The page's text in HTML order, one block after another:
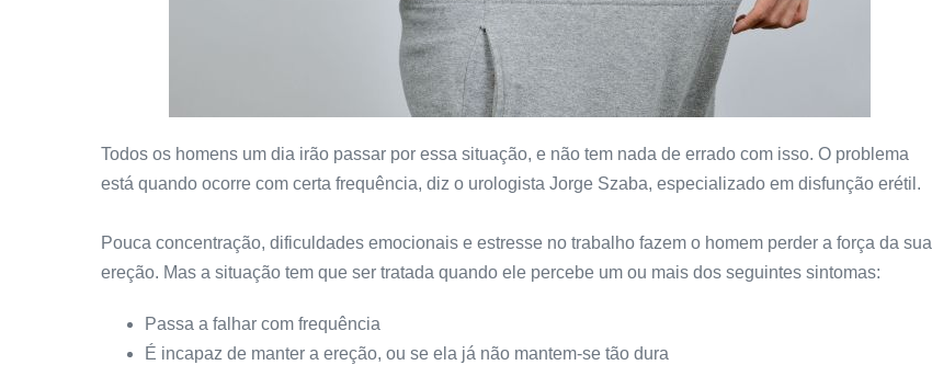
Todos os homens um dia irão passar por essa situação, e não tem nada de errado com isso. O problema
está quando ocorre com certa frequência, diz o urologista Jorge Szaba, especializado em disfunção erétil.
Pouca concentração, dificuldades emocionais e estresse no trabalho fazem o homem perder a força da sua
ereção. Mas a situação tem que ser tratada quando ele percebe um ou mais dos seguintes sintomas:
Passa a falhar com frequência
É incapaz de manter a ereção, ou se ela já não mantem-se tão dura